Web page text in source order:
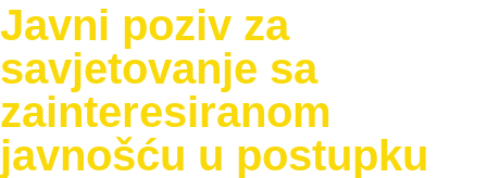
Javni poziv za
savjetovanje sa
zainteresiranom
javnošću u postupku